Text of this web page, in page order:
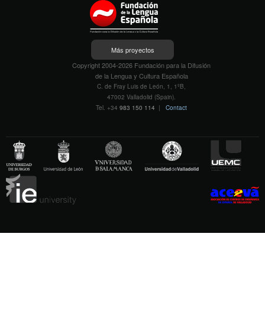
Más proyectos
Copyright 2004-2026 Fundación para la Difusión
de la Lengua y Cultura Española
C. de Fray Luis de León, 1, 1ºB,
47002 Valladolid (Spain).
Tel. +34 983 150 114 | Contact